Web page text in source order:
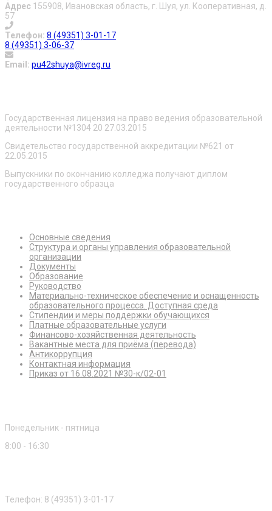
Адрес 155908, Ивановская область, г. Шуя, ул. Кооперативная, д.
57
Телефон: 8 (49351) 3-01-17
8 (49351) 3-06-37
Email: pu42shuya@ivreg.ru
Государственная лицензия на право ведения образовательной
деятельности №1304 20 27.03.2015
Свидетельство государственной аккредитации №621 от
22.05.2015
Выпускники по окончанию колледжа получают диплом
государственного образца
Основные сведения
Структура и органы управления образовательной
организации
Документы
Образование
Руководство
Материально-техническое обеспечение и оснащенность
образовательного процесса. Доступная среда
Стипендии и меры поддержки обучающихся
Платные образовательные услуги
Финансово-хозяйственная деятельность
Вакантные места для приёма (перевода)
Антикоррупция
Контактная информация
Приказ от 16.08.2021 №30-к/02-01
Понедельник - пятница
8:00 - 16:30
Телефон: 8 (49351) 3-01-17